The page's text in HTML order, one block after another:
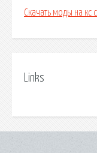
Скачать моды на кс
Links